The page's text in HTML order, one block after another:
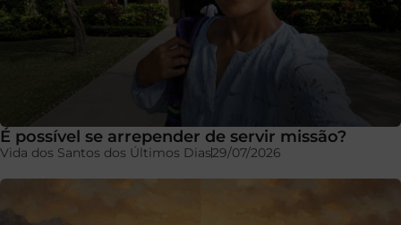
É possível se arrepender de servir missão?
Vida dos Santos dos Últimos Dias29/07/2026